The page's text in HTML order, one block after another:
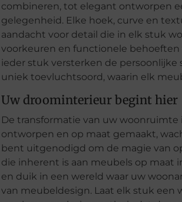
combineren, tot elegant ontworpen
gelegenheid. Elke hoek, curve en
aandacht voor detail die in elk stuk
voorkeuren en functionele
ieder stuk versterken de
uniek toevluchtsoord, waarin elk
Uw droominterieur begint hier
De transformatie van uw
ontworpen en op maat gemaakt,
bent uitgenodigd om de magie van
die inherent is aan meubels op maat
en duik in een wereld waar uw
van meubeldesign. Laat elk stuk een